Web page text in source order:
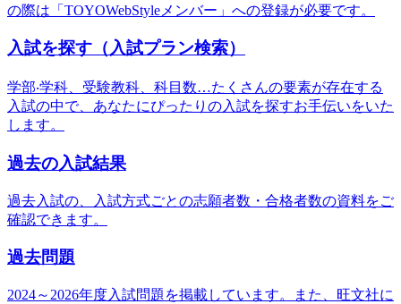
の際は「TOYOWebStyleメンバー」への登録が必要です。
入試を探す（入試プラン検索）
学部‧学科、受験教科、科⽬数…たくさんの要素が存在する
⼊試の中で、あなたにぴったりの⼊試を探すお⼿伝いをいた
します。
過去の入試結果
過去入試の、入試方式ごとの志願者数・合格者数の資料をご
確認できます。
過去問題
2024～2026年度入試問題を掲載しています。また、旺文社に